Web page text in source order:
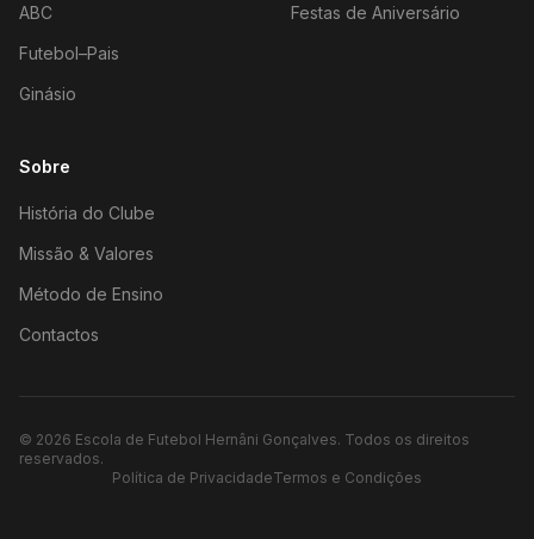
ABC
Futebol–Pais
Ginásio
Festas de Aniversário
Sobre
História do Clube
Missão & Valores
Método de Ensino
Contactos
© 2026 Escola de Futebol Hernâni Gonçalves. Todos os direitos
reservados.
Política de PrivacidadeTermos e Condições